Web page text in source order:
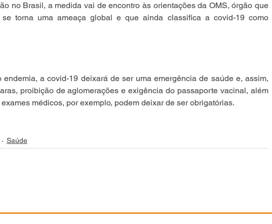
no Brasil, a medida vai de encontro às orientações da OMS, órgão que
torna uma ameaça global e que ainda classifica a covid-19 como
a covid-19 deixará de ser uma emergência de saúde e, assim,
proibição de aglomerações e exigência do passaporte vacinal, além
médicos, por exemplo, podem deixar de ser obrigatórias.
Saúde